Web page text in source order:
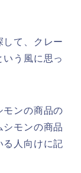
して、クレー
う風に思っ
モンの商品の
シモンの商品
る人向けに記